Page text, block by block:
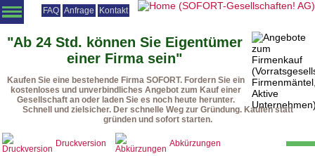
FAQ Anfrage Kontakt
Angebotsliste Vorratsgesellschaften Firmenmäntel Beteiligungen
Vorgehensweise Rechtsformen Downloads
Startseite
"Ab 24 Std. können Sie Eigentümer
einer Firma sein"
Kaufen Sie eine bestehende Firma SOFORT. Fordern Sie ein
kostenloses und unverbindliches Angebot zum Kauf einer
Gesellschaft an oder laden Sie es noch heute herunter.
Schnell und zielsicher. Der schnelle Weg zur Gründung. Kaufen statt
gründen und sofort starten.
Druckversion Abkürzungen